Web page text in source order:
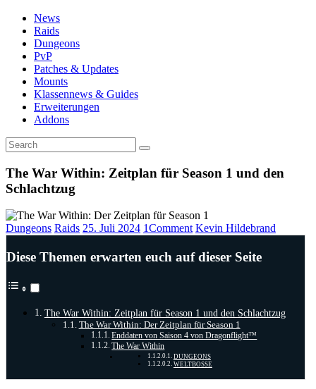
News
Raids
Dungeons
PvP
Patches & Updates
Mounts
Klassennews & Guides
Erweiterungen
Addons
The War Within: Zeitplan für Season 1 und den
Schlachtzug
Dungeons Raids 25. Juli 2024 1Comment Kevin Hildebrand
Diese Themen erwarten euch auf dieser Seite
The War Within: Zeitplan für Season 1 und den Schlachtzug
The War Within: Der Zeitplan für Season 1
Enddaten von Saison 4 von Dragonflight™
The War Within
DUNGEONS
WELTBOSSE